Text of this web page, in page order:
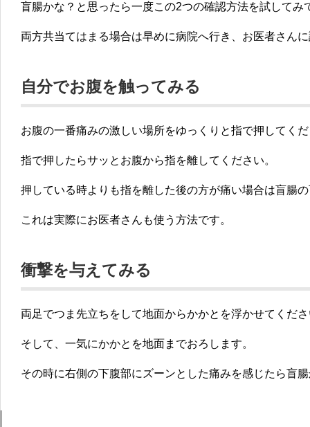
盲腸かな？と思ったら一度この2つの確認方法を試してみ
両方共当てはまる場合は早めに病院へ行き、お医者さん
自分でお腹を触ってみる
お腹の一番痛みの激しい場所をゆっくりと指で押してく
指で押したらサッとお腹から指を離してください。
押している時よりも指を離した後の方が痛い場合は盲腸
これは実際にお医者さんも使う方法です。
衝撃を与えてみる
両足でつま先立ちをして地面からかかとを浮かせてくだ
そして、一気にかかとを地面までおろします。
その時に右側の下腹部にズーンとした痛みを感じたら盲